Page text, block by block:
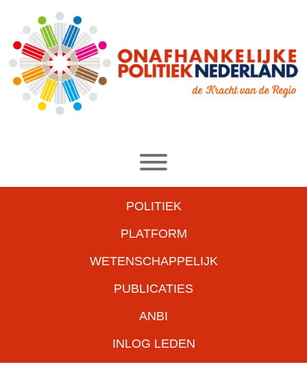
POLITIEK
PLATFORM
WETENSCHAPPELIJK
PUBLICATIES
ANBI
INLOG LEDEN